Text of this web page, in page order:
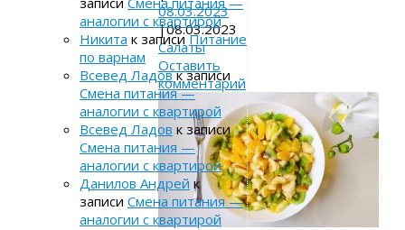
08.03.2023
|08.03.2023
Салаты
Оставить
комментарий
аналогии с квартирой
Никита к записиПитание
по варнам
Всевед Ладовк записи
Смена питания —
аналогии с квартирой
Всевед Ладов к записи
Смена питания —
аналогии с квартирой
Данилов Андрей к
записи Смена питания —
аналогии с квартирой